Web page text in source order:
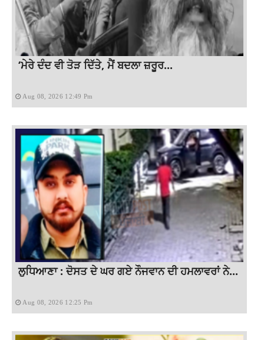
‘ਮੇਰੇ ਦੰਦ ਵੀ ਤੋੜ ਦਿੱਤੇ, ਮੈਂ ਬਦਲਾ ਜ਼ਰੂਰ...
Aug 08, 2026 12:49 Pm
ਲੁਧਿਆਣਾ : ਦੋਸਤ ਦੇ ਘਰ ਗਏ ਨੌਜਵਾਨ ਦੀ ਹਮਲਾਵਰਾਂ ਨੇ...
Aug 08, 2026 12:25 Pm